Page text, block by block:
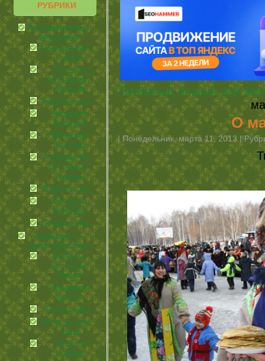
РУБРИКИ
Альтернативная
медицина
Беременность
и дети
болезни
внутренних
органов
болезни кожи
Женские
болезни
Мужские
болезни
Позвоночник,
суставы и
травмы
Польза соков
Ресурсы
природы
Стоматология
Здоровье —
залог красоты
Волосы,
ресницы,
брови
Питание и
диеты
Ручки наши
Уход за кожей
лица
Уход за
ногами
Полезные Знания для
О
| Понедельник, марта 11, 2013 |